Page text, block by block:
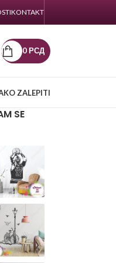
KONTAKT
0РСД
ZALEPITI
SE